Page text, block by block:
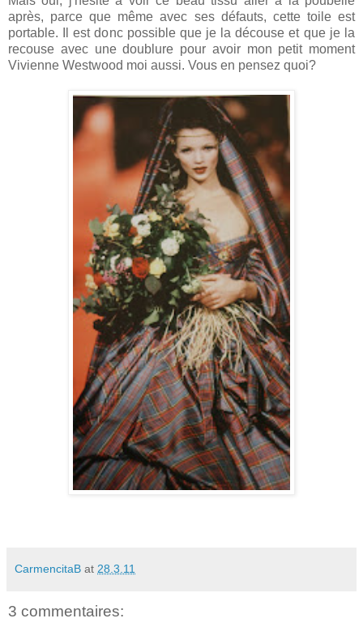
après, parce que même avec ses défauts, cette toile est
portable. Il est donc possible que je la découse et que je la
recouse avec une doublure pour avoir mon petit moment
Vivienne Westwood moi aussi. Vous en pensez quoi?
CarmencitaB at 28.3.11
3 commentaires: